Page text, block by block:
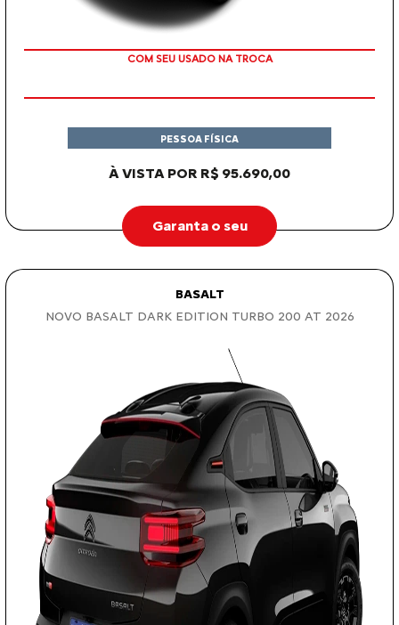
OU TAXA 0%
À VISTA POR R$ 95.690,00
PESSOA FÍSICA
Garanta o seu
BASALT
NOVO BASALT DARK EDITION TURBO 200 AT 2026